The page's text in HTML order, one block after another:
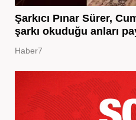
Şarkıcı Pınar Sürer,
şarkı okuduğu anları
Haber7